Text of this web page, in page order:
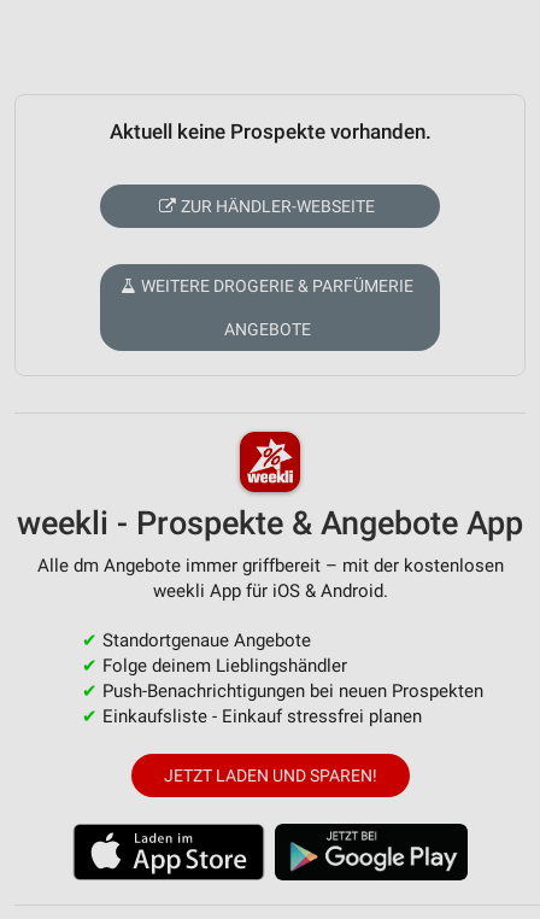
Aktuell keine Prospekte vorhanden.
ZUR HÄNDLER-WEBSEITE
WEITERE DROGERIE & PARFÜMERIE
ANGEBOTE
weekli - Prospekte & Angebote App
Alle dm Angebote immer griffbereit – mit der kostenlosen
weekli App für iOS & Android.
✔ Standortgenaue Angebote
✔ Folge deinem Lieblingshändler
✔ Push-Benachrichtigungen bei neuen Prospekten
✔ Einkaufsliste - Einkauf stressfrei planen
JETZT LADEN UND SPAREN!